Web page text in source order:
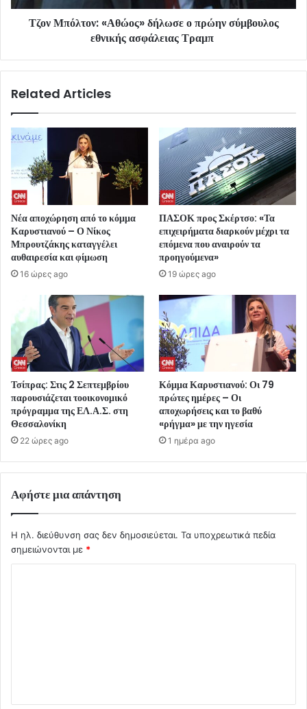
Τζον Μπόλτον: «Αθώος» δήλωσε ο πρώην σύμβουλος
εθνικής ασφάλειας Τραμπ
Related Articles
Νέα αποχώρηση από το κόμμα
Καρυστιανού – Ο Νίκος
Μπρουτζάκης καταγγέλει
αυθαιρεσία και φίμωση
16 ώρες ago
ΠΑΣΟΚ προς Σκέρτσο: «Τα
επιχειρήματα διαρκούν μέχρι τα
επόμενα που αναιρούν τα
προηγούμενα»
19 ώρες ago
Τσίπρας: Στις 2 Σεπτεμβρίου
παρουσιάζεται τοοικονομικό
πρόγραμμα της ΕΛ.Α.Σ. στη
Θεσσαλονίκη
22 ώρες ago
Κόμμα Καρυστιανού: Οι 79
πρώτες ημέρες – Οι
αποχωρήσεις και το βαθύ
«ρήγμα» με την ηγεσία
1 ημέρα ago
Αφήστε μια απάντηση
Η ηλ. διεύθυνση σας δεν δημοσιεύεται. Τα υποχρεωτικά πεδία
σημειώνονται με *